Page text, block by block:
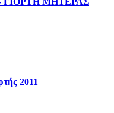
2011